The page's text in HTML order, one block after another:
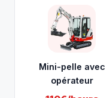
Mini-pelle avec
opérateur